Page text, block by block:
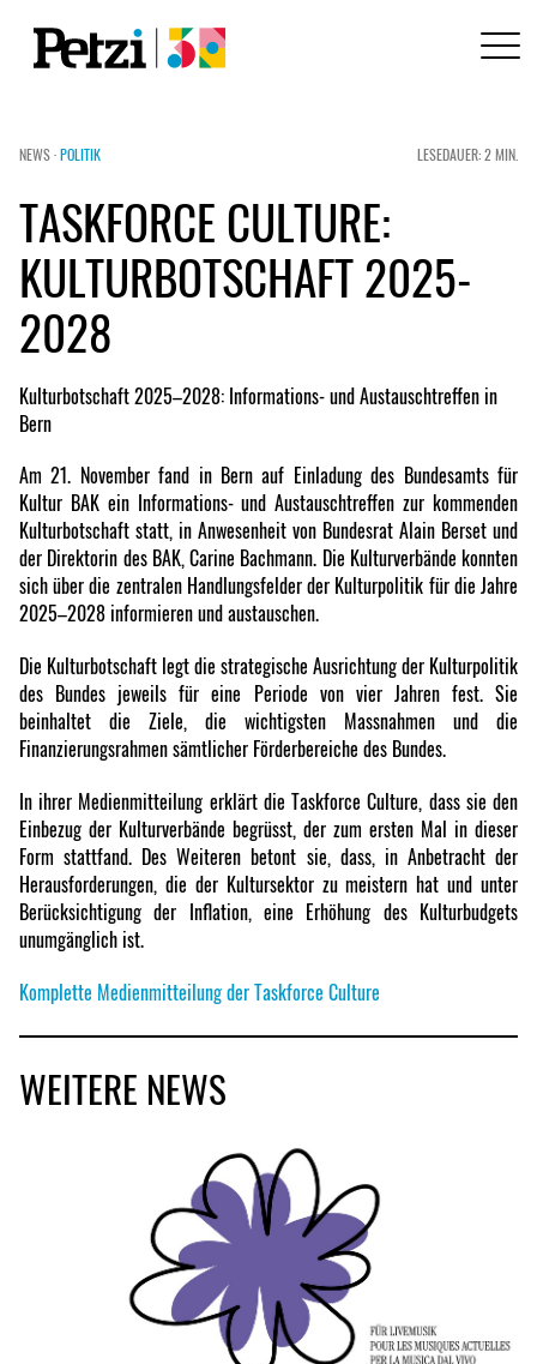
NEWS ·POLITIK LESEDAUER: 2 MIN.
TASKFORCE CULTURE:
KULTURBOTSCHAFT 2025-
2028
Kulturbotschaft 2025–2028: Informations- und Austauschtreffen in
Bern
Am 21. November fand in Bern auf Einladung des Bundesamts für
Kultur BAK ein Informations- und Austauschtreffen zur kommenden
Kulturbotschaft statt, in Anwesenheit von Bundesrat Alain Berset und
der Direktorin des BAK, Carine Bachmann. Die Kulturverbände konnten
sich über die zentralen Handlungsfelder der Kulturpolitik für die Jahre
2025–2028 informieren und austauschen.
Die Kulturbotschaft legt die strategische Ausrichtung der Kulturpolitik
des Bundes jeweils für eine Periode von vier Jahren fest. Sie
beinhaltet die Ziele, die wichtigsten Massnahmen und die
Finanzierungsrahmen sämtlicher Förderbereiche des Bundes.
In ihrer Medienmitteilung erklärt die Taskforce Culture, dass sie den
Einbezug der Kulturverbände begrüsst, der zum ersten Mal in dieser
Form stattfand. Des Weiteren betont sie, dass, in Anbetracht der
Herausforderungen, die der Kultursektor zu meistern hat und unter
Berücksichtigung der Inflation, eine Erhöhung des Kulturbudgets
unumgänglich ist.
Komplette Medienmitteilung der Taskforce Culture
WEITERE NEWS